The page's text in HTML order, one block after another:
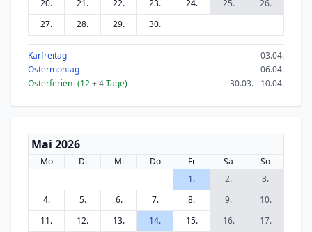
20.
21. 22. 23. 24. 25.
26.
27.
28. 29. 30.
Karfreitag
03.04.
Ostermontag
06.04.
Osterferien (12+ 4Tage) 30.03. - 10.04.
Mai 2026
Mo Di Mi Do Fr Sa
So
1.
2.
3.
4.
5. 6. 7. 8. 9.
10.
11.
12. 13. 14. 15. 16.
17.